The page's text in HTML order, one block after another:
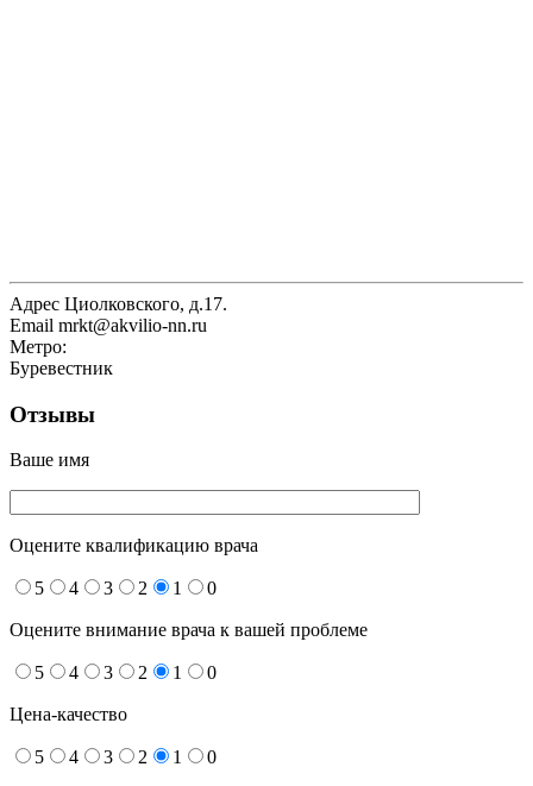
Адрес Циолковского, д.17.
Email mrkt@akvilio-nn.ru
Метро:
Буревестник
Отзывы
Ваше имя
Оцените квалификацию врача
5 4 3 2 1 0
Оцените внимание врача к вашей проблеме
5 4 3 2 1 0
Цена-качество
5 4 3 2 1
0